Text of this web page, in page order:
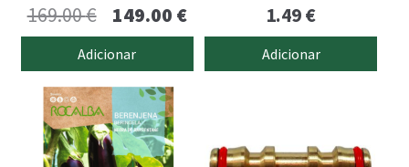
169.00€
preço
original
era:
169.00 €.
149.00 €O
atual
Adicionar
1.49€
Adicionar